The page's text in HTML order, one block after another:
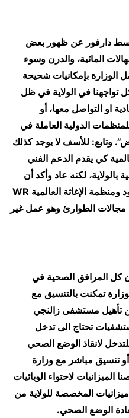
دارفور عن ظهور بعض
المائية، والدرن وسوء
الوزارة بإمكانيات شحيحة
تواجهنا في الولاية في ظل
او التواصل معها، أو
الدولية العاملة في
وتابع: للأسف لا يوجد كذلك
كي يقدم الدعم الفني
بالولاية، لكنه عاد وأكد أن
هناك وجود لمنظمتي اطباء بلا حدود ومنظمة الإغاثة العالمية WR
مجالات الطوارئ وهو عمل غير
كل المرافق الصحية في
تمكنت بالتنسيق مع
تأهيل مستشفى زالنجي
بنسبة 70% وهناك 9 مستشفيات تحتاج الى تدخل
لانقاذ الوضع الصحي
تنسيق مباشر مع وزارة
الميزانيات لاحتواء الوبائيات
المخصصة للولاية من
الوضع الصحي.